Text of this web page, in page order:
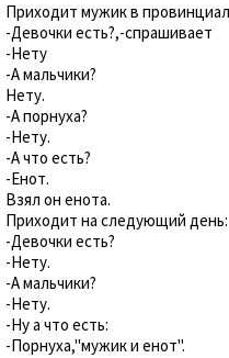
Приходит мужик в
-Девочки есть?,-спрашивает
-Нету
-А мальчики?
Нету.
-А порнуха?
-Нету.
-А что есть?
-Енот.
Взял он енота.
Приходит на следующий день:
-Девочки есть?
-Нету.
-А мальчики?
-Нету.
-Ну а что есть:
-Порнуха,"мужик и енот".